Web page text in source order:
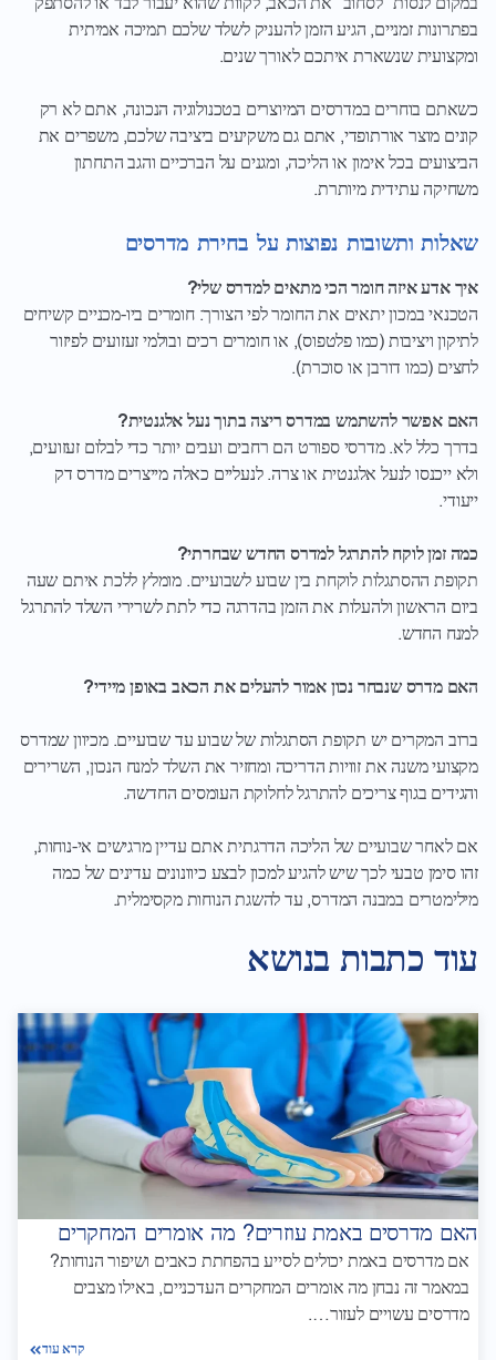
בפתרונות זמניים, הגיע הזמן להעניק לשלד שלכם תמיכה אמיתית
ומקצועית שנשארת איתכם לאורך שנים.
כשאתם בוחרים במדרסים המיוצרים בטכנולוגיה הנכונה, אתם לא רק
קונים מוצר אורתופדי, אתם גם משקיעים ביציבה שלכם, משפרים את
הביצועים בכל אימון או הליכה, ומגנים על הברכיים והגב התחתון
משחיקה עתידית מיותרת.
שאלות ותשובות נפוצות על בחירת מדרסים
איך אדע איזה חומר הכי מתאים למדרס שלי?
הטכנאי במכון יתאים את החומר לפי הצורך: חומרים ביו-מכניים קשיחים
לתיקון ויציבות (כמו פלטפוס), או חומרים רכים ובולמי זעזועים לפיזור
לחצים (כמו דורבן או סוכרת).
האם אפשר להשתמש במדרס ריצה בתוך נעל אלגנטית?
בדרך כלל לא. מדרסי ספורט הם רחבים ועבים יותר כדי לבלום זעזועים,
ולא ייכנסו לנעל אלגנטית או צרה. לנעליים כאלה מייצרים מדרס דק
ייעודי.
כמה זמן לוקח להתרגל למדרס החדש שבחרתי?
תקופת ההסתגלות לוקחת בין שבוע לשבועיים. מומלץ ללכת איתם שעה
ביום הראשון ולהעלות את הזמן בהדרגה כדי לתת לשרירי השלד להתרגל
למנח החדש.
האם מדרס שנבחר נכון אמור להעלים את הכאב באופן מיידי?
ברוב המקרים יש תקופת הסתגלות של שבוע עד שבועיים. מכיוון שמדרס
מקצועי משנה את זוויות הדריכה ומחזיר את השלד למנח הנכון, השרירים
והגידים בגוף צריכים להתרגל לחלוקת העומסים החדשה.
אם לאחר שבועיים של הליכה הדרגתית אתם עדיין מרגישים אי-נוחות,
זהו סימן טבעי לכך שיש להגיע למכון לבצע כיוונונים עדינים של כמה
מילימטרים במבנה המדרס, עד להשגת הנוחות מקסימלית.
עוד כתבות בנושא
האם מדרסים באמת עוזרים? מה אומרים המחקרים
אם מדרסים באמת יכולים לסייע בהפחתת כאבים ושיפור הנוחות?
במאמר זה נבחן מה אומרים המחקרים העדכניים, באילו מצבים
מדרסים עשויים לעזור….
קרא עוד